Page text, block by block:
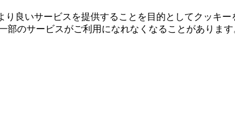
良いサービスを提供することを目的としてクッキ
のサービスがご利用になれなくなることがあります